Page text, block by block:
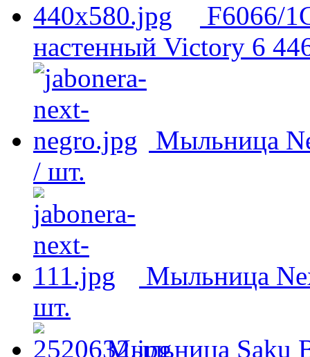
F6066/
настенный Victory 6
Мыльница
/ шт.
Мыльница
шт.
Мыльница Saku